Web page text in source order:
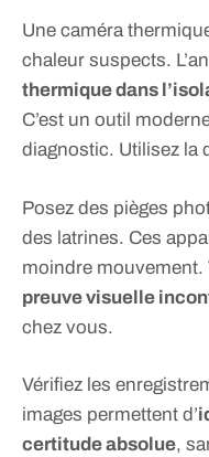
Une caméra
chaleur suspects.
thermique dans
C’est un outil
diagnostic. Utilisez la
Posez des pièges
des latrines. Ces
moindre mouvement.
preuve visuelle
chez vous.
Vérifiez les
images permettent d’
certitude absolue,